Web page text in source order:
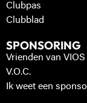
Clubpas
Clubblad
SPONSORING
Vrienden van VIOS
V.O.C.
Ik weet een